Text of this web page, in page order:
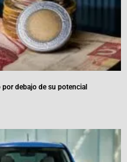
debajo de su potencial